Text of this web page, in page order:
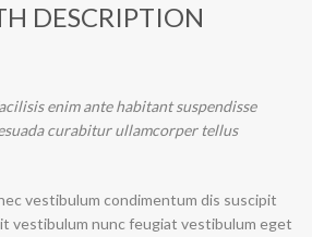
DESCRIPTION
enim ante habitant suspendisse
curabitur ullamcorper tellus
vestibulum condimentum dis suscipit
vestibulum nunc feugiat vestibulum eget